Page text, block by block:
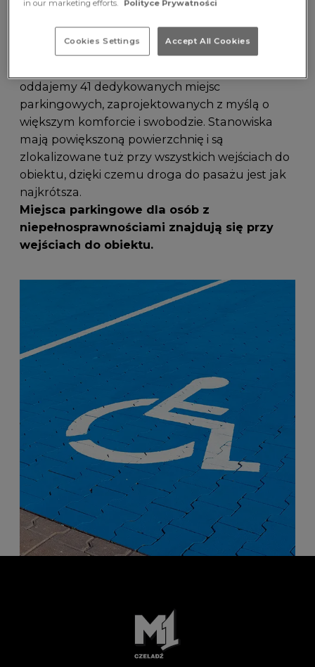
obiektu był prosty i bezpieczny także dla osób z
oddajemy 41 dedykowanych miejsc
parkingowych, zaprojektowanych z myślą o
większym komforcie i swobodzie. Stanowiska
mają powiększoną powierzchnię i są
zlokalizowane tuż przy wszystkich wejściach do
obiektu, dzięki czemu droga do pasażu jest jak
najkrótsza.
Miejsca parkingowe dla osób z
niepełnosprawnościami znajdują się przy
wejściach do obiektu.
in our marketing efforts.
Polityce Prywatności
Cookies Settings Accept All Cookies